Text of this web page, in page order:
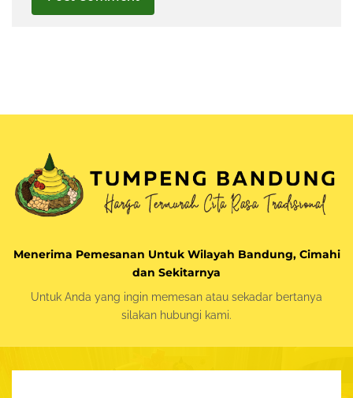
Menerima Pemesanan Untuk Wilayah Bandung, Cimahi
dan Sekitarnya
Untuk Anda yang ingin memesan atau sekadar bertanya
silakan hubungi kami.